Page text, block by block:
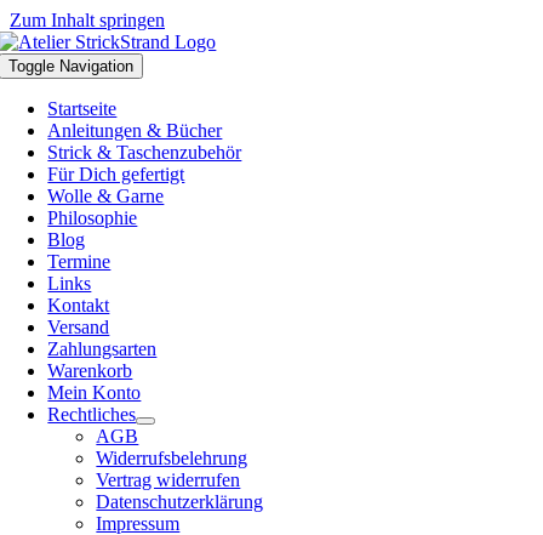
Zum Inhalt springen
Toggle Navigation
Startseite
Anleitungen & Bücher
Strick & Taschenzubehör
Für Dich gefertigt
Wolle & Garne
Philosophie
Blog
Termine
Links
Kontakt
Versand
Zahlungsarten
Warenkorb
Mein Konto
Rechtliches
AGB
Widerrufsbelehrung
Vertrag widerrufen
Datenschutzerklärung
Impressum